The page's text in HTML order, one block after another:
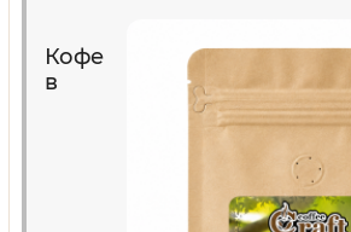
Кофе
в